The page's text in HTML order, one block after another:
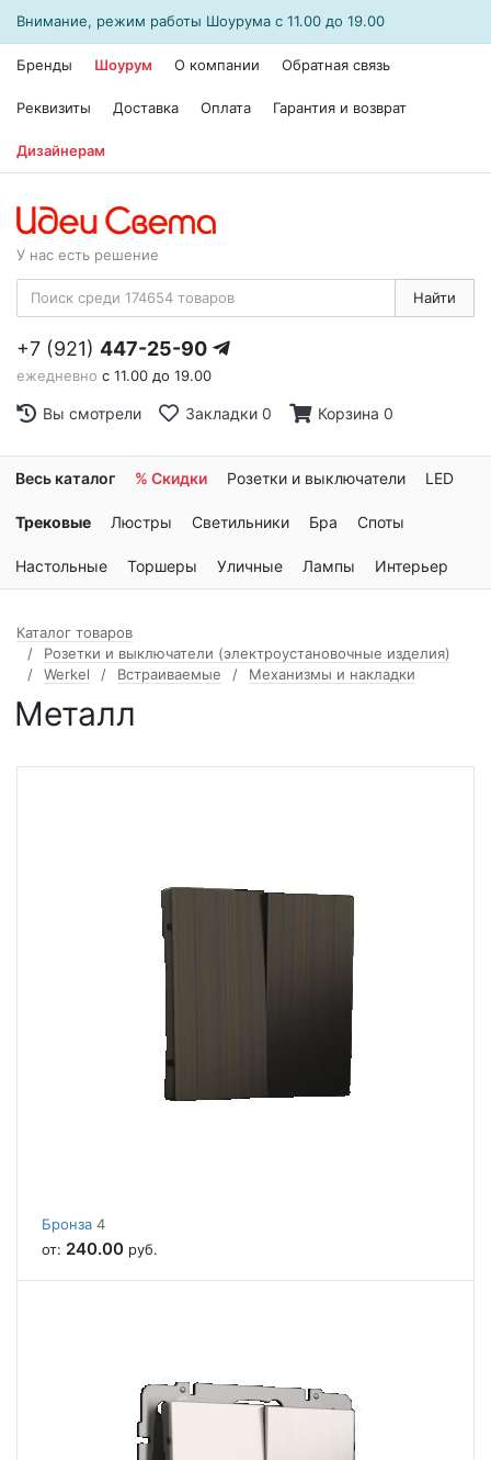
Внимание, режим работы Шоурума с 11.00 до 19.00
Бренды Шоурум О компании Обратная связь
Реквизиты Доставка Оплата Гарантия и возврат
Дизайнерам
У нас есть решение
Найти
+7 (921) 447-25-90
ежедневно с 11.00 до 19.00
Вы смотрели Закладки 0 Корзина 0
Весь каталог % Скидки Розетки и выключатели LED
Трековые Люстры Светильники Бра Споты
Настольные Торшеры Уличные Лампы Интерьер
Каталог товаров
Розетки и выключатели (электроустановочные изделия)
Werkel
Встраиваемые Механизмы и накладки
Металл
Бронза 4
от: 240.00 руб.